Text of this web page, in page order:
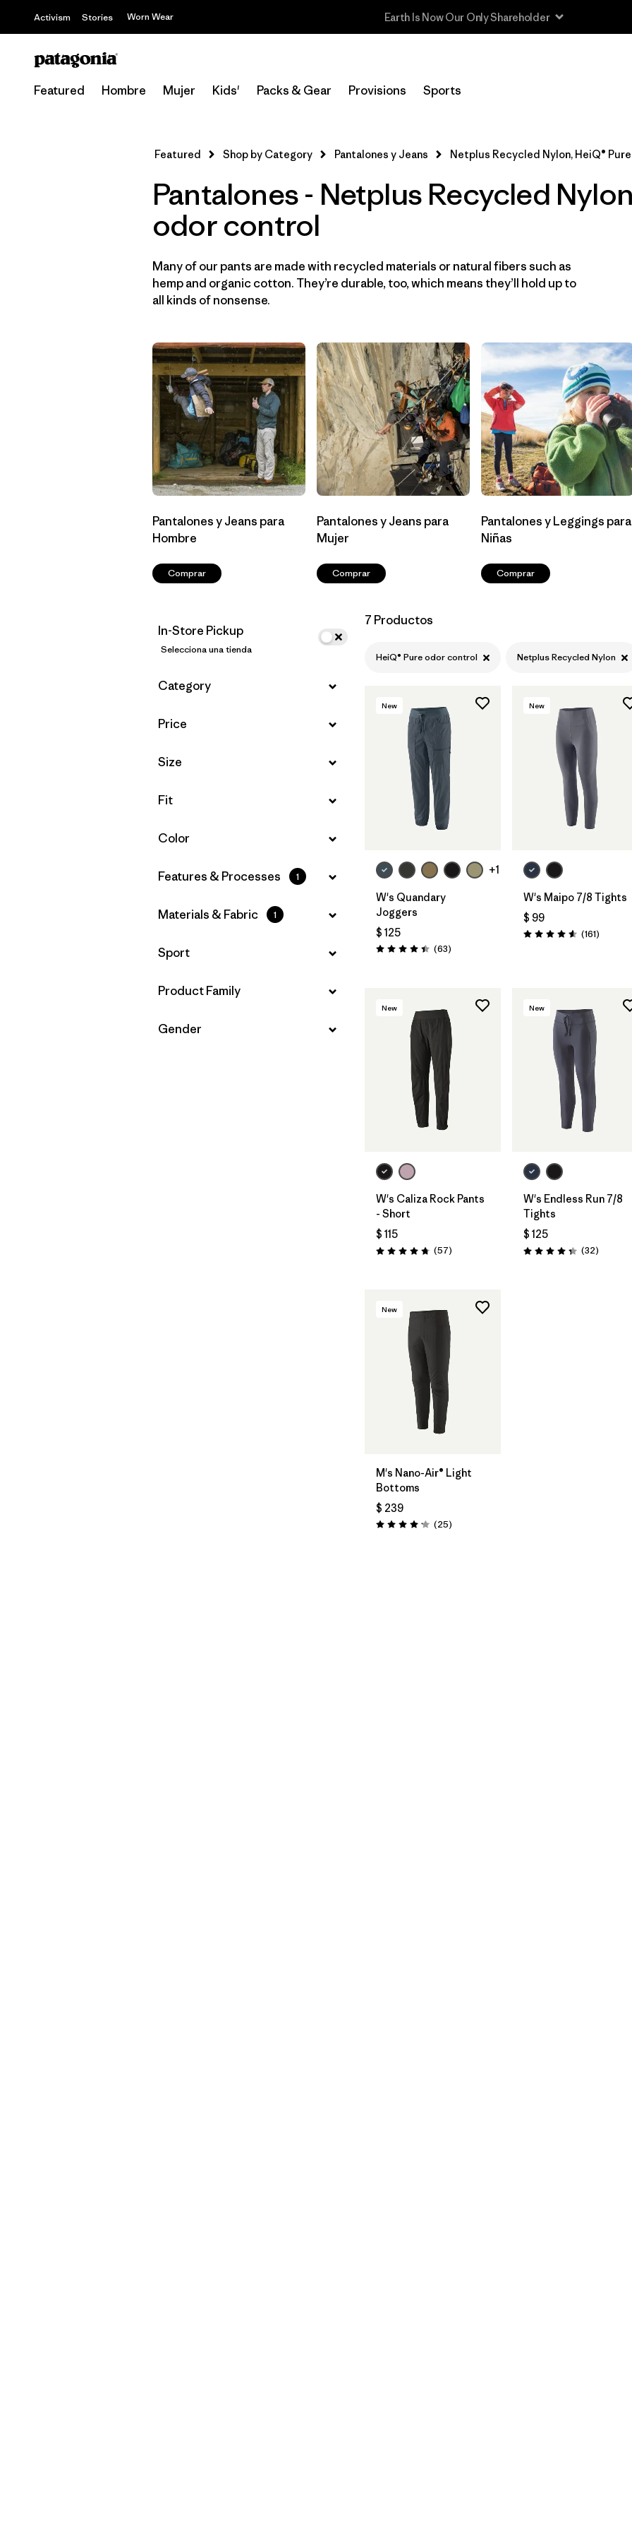
Activism Stories Worn Wear
Featured Hombre Mujer Kids' Packs & Gear Provisions Sports
Selecciona una tienda
Filtrar por
Price
Filtrar por
Size
Filtrar por
Color
Filtrar por
Materials & Fabric 1
Filtrar por
Sport
Filtrar por
Product Family
Filtrar por
Gender
Featured Shop by Category Pantalones y Jeans Netplus Recycled Nylon, HeiQ®
Pantalones - Netplus Recycled
odor control
Many of our pants are made with recycled materials or natural fibers such as
hemp and organic cotton. They’re durable, too, which means they’ll hold up to
all kinds of nonsense.
Pantalones y Jeans para
Hombre
Comprar
Pantalones y Jeans para
Mujer
Comprar
Pantalones y Leggings para
Niñas
Comprar
In-Store Pickup
Selecciona una tienda
Filtrar por
Category
Filtrar por
Price
Filtrar por
Size
Filtrar por
Fit
Filtrar por
Color
Filtrar por
Features & Processes 1
Filtrar por
Materials & Fabric 1
Filtrar por
Sport
Filtrar por
Product Family
Filtrar por
Gender
7 Productos
HeiQ® Pure odor control Netplus Recycled Nylon
New
+1
W's Quandary
Joggers
$ 125
Valoración: 4.4 / 5
(63Comentarios
)
New
W's Maipo 7/8 Tights
$ 99
Valoración: 4.5 / 5
(161)
New
W's Caliza Rock Pants
- Short
$ 115
Valoración: 4.8 / 5
(57Comentarios
)
New
W's Endless Run 7/8
Tights
$ 125
Valoración: 4.3 / 5
(32)
New
M's Nano-Air® Light
Bottoms
$ 239
Valoración: 4.2 / 5
(25Comentarios
)